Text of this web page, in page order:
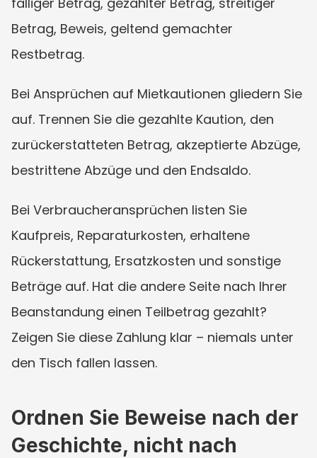
Betrag, Beweis, geltend gemachter
Restbetrag.
Bei Ansprüchen auf Mietkautionen gliedern Sie
auf. Trennen Sie die gezahlte Kaution, den
zurückerstatteten Betrag, akzeptierte Abzüge,
bestrittene Abzüge und den Endsaldo.
Bei Verbraucheransprüchen listen Sie
Kaufpreis, Reparaturkosten, erhaltene
Rückerstattung, Ersatzkosten und sonstige
Beträge auf. Hat die andere Seite nach Ihrer
Beanstandung einen Teilbetrag gezahlt?
Zeigen Sie diese Zahlung klar – niemals unter
den Tisch fallen lassen.
Ordnen Sie Beweise nach der
Geschichte, nicht nach